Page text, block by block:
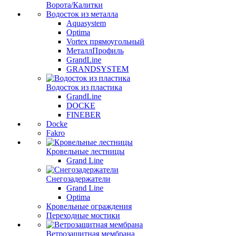
Ворота/Калитки
Водосток из металла
Aquasystem
Optima
Vortex прямоугольный
МеталлПрофиль
GrandLine
GRANDSYSTEM
Водосток из пластика
GrandLine
DOCKE
FINEBER
Docke
Fakro
Кровельные лестницы
Grand Line
Снегозадержатели
Grand Line
Optima
Кровельные ограждения
Переходные мостики
Ветрозащитная мембрана